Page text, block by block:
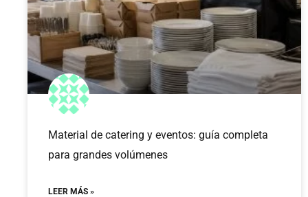
Material de catering y eventos: guía completa
para grandes volúmenes
LEER MÁS »